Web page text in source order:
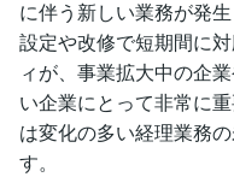
に伴う新しい業務が発
設定や改修で短期間に
ィが、事業拡大中の企
い企業にとって非常に
は変化の多い経理業務
す。